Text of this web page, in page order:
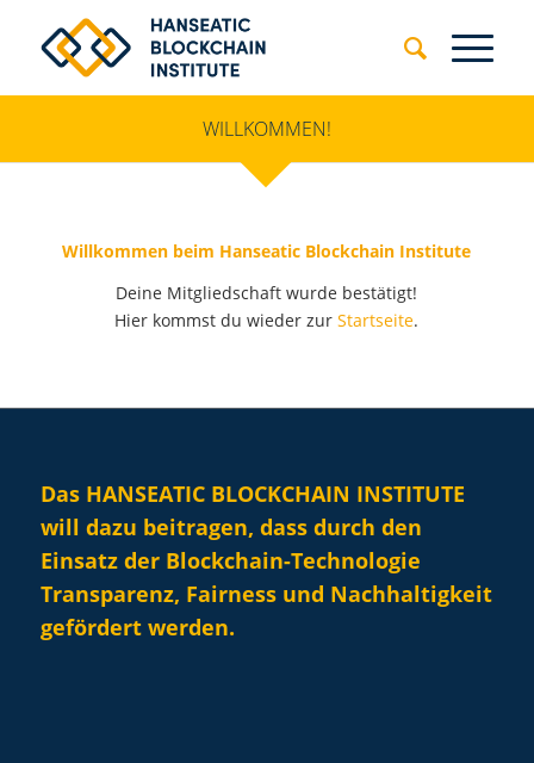
WILLKOMMEN!
Willkommen beim Hanseatic Blockchain Institute
Deine Mitgliedschaft wurde bestätigt!
Hier kommst du wieder zurStartseite.
Das HANSEATIC BLOCKCHAIN INSTITUTE
will dazu beitragen, dass durch den
Einsatz der Blockchain-Technologie
Transparenz, Fairness und Nachhaltigkeit
gefördert werden.